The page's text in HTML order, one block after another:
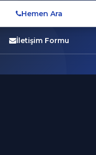
Hemen Ara
İletişim Formu